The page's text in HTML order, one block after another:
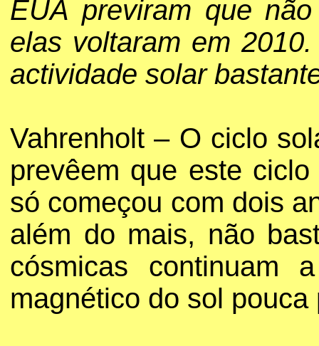
EUA previram que
elas voltaram em
actividade solar
Vahrenholt – O ciclo
prevêem que este
só começou com dois
além do mais, não
cósmicas
magnético do sol